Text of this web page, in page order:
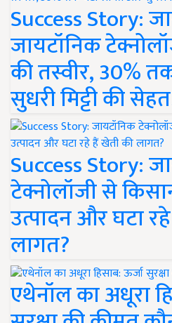
Success Story:
जायटॉनिक
की तस्वीर, 30%
सुधरी मिट्टी की
Success Story:
टेक्नोलॉजी से
उत्पादन और घटा
लागत?
एथेनॉल का अधूरा